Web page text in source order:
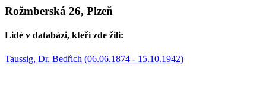
Rožmberská 26, Plzeň
Lidé v databázi, kteří zde žili:
Taussig, Dr. Bedřich (06.06.1874 - 15.10.1942)